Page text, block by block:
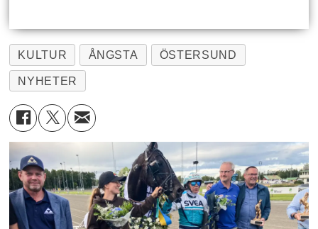
KULTUR ÅNGSTA ÖSTERSUND
NYHETER